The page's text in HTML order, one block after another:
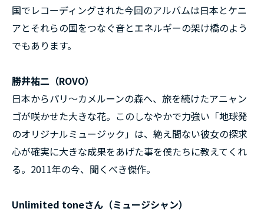
国でレコーディングされた今回のアルバムは日本とケニ
アとそれらの国をつなぐ音とエネルギーの架け橋のよう
でもあります。
勝井祐二（ROVO）
日本からパリ～カメルーンの森へ、旅を続けたアニャン
ゴが咲かせた大きな花。このしなやかで力強い「地球発
のオリジナルミュージック」は、絶え間ない彼女の探求
心が確実に大きな成果をあげた事を僕たちに教えてくれ
る。2011年の今、聞くべき傑作。
Unlimited toneさん（ミュージシャン）